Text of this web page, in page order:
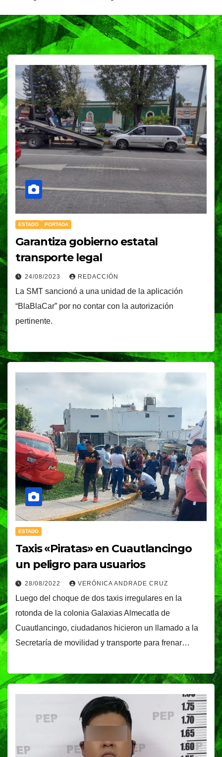
ESTADO PORTADA
Garantiza gobierno estatal
transporte legal
24/08/2023 REDACCIÓN
La SMT sancionó a una unidad de la aplicación
“BlaBlaCar” por no contar con la autorización
pertinente.
ESTADO
Taxis «Piratas» en Cuautlancingo
un peligro para usuarios
28/08/2022 VERÓNICA ANDRADE CRUZ
Luego del choque de dos taxis irregulares en la
rotonda de la colonia Galaxias Almecatla de
Cuautlancingo, ciudadanos hicieron un llamado a la
Secretaría de movilidad y transporte para frenar…